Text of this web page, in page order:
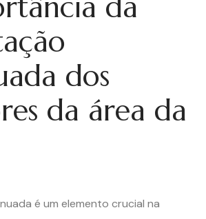
dos
da área da
é um elemento crucial na